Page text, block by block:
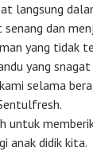
langsung
dan
yang tidak
yang
selama
untuk
anak didik kita.